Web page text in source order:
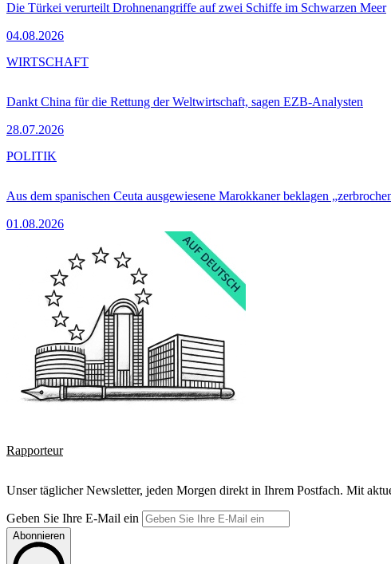
Die Türkei verurteilt Drohnenangriffe auf zwei Schiffe im Schwarzen Meer
04.08.2026
Dankt China für die Rettung der Weltwirtschaft, sagen EZB-Analysten
28.07.2026
WIRTSCHAFT
Aus dem spanischen Ceuta ausgewiesene Marokkaner beklagen
01.08.2026
POLITIK
Rapporteur
Unser täglicher Newsletter, jeden Morgen direkt in Ihrem Postfach. Mit
Geben Sie Ihre E-Mail ein
Abonnieren